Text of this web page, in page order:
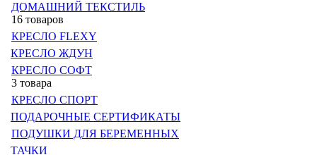
ДОМАШНИЙ ТЕКСТИЛЬ
16 товаров
КРЕСЛО FLEXY
КРЕСЛО ЖДУН
КРЕСЛО СОФТ
3 товара
КРЕСЛО СПОРТ
ПОДАРОЧНЫЕ СЕРТИФИКАТЫ
ПОДУШКИ ДЛЯ БЕРЕМЕННЫХ
ТАЧКИ